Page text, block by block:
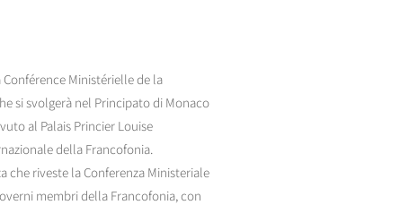
Ministérielle de la
si svolgerà nel Principato di Monaco
al Palais Princier Louise
della Francofonia.
riveste la Conferenza Ministeriale
membri della Francofonia, con